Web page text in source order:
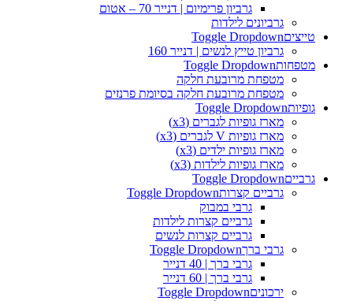
גרביון פרימיום | דנייר 70 – אטום
גרביונים לילדות
טייצים Toggle Dropdown
גרביון טייץ לנשים | דנייר 160
מטפחותToggle Dropdown
מטפחת מרובעת חלקה
מטפחת מרובעת חלקה בסיומת פרנזים
גופיות
Toggle Dropdown
מארז גופיות לגברים (x3)
מארז גופיות V לגברים (x3)
מארז גופיות ילדים (x3)
מארז גופיות לילדות (x3)
גרביים Toggle Dropdown
גרביים קצרות Toggle Dropdown
גרבי במבוק
גרביים קצרות לילדות
גרביים קצרות לנשים
גרבי ברךToggle Dropdown
גרבי ברך | 40 דנייר
גרבי ברך | 60 דנייר
ירכוניםToggle Dropdown